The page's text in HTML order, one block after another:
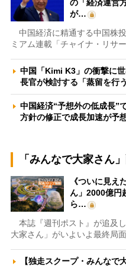
の「経済運営
が…
中国経済に精通する中国株
ミアム連載「チャイナ・リサ
中国「Kimi K3」の衝撃に
長官が検討する「蒸留を行
中国経済“予想外の低成長
方針の修正で成長加速が予
「みんなで大家さん
《ついに見え
ん」2000億円
ら…
本誌『週刊ポスト』が追及
大家さん」がいよいよ最終局
【独走スクープ・みんなで